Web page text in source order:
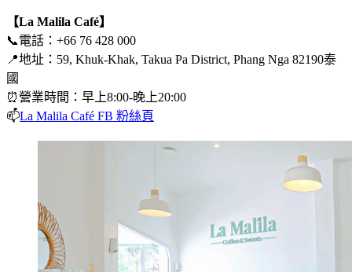
【La Malila Café】
📞電話：+66 76 428 000
📍地址：59, Khuk-Khak, Takua Pa District, Phang Nga 82190泰
國
⏰營業時間：早上8:00-晚上20:00
📫La Malila Café FB 粉絲頁